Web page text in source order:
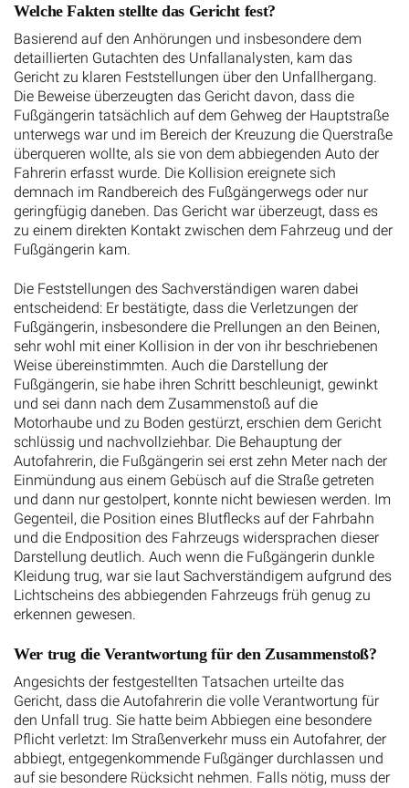
Welche Fakten stellte das Gericht fest?
Basierend auf den Anhörungen und insbesondere dem
detaillierten Gutachten des Unfallanalysten, kam das
Gericht zu klaren Feststellungen über den Unfallhergang.
Die Beweise überzeugten das Gericht davon, dass die
Fußgängerin tatsächlich auf dem Gehweg der Hauptstraße
unterwegs war und im Bereich der Kreuzung die Querstraße
überqueren wollte, als sie von dem abbiegenden Auto der
Fahrerin erfasst wurde. Die Kollision ereignete sich
demnach im Randbereich des Fußgängerwegs oder nur
geringfügig daneben. Das Gericht war überzeugt, dass es
zu einem direkten Kontakt zwischen dem Fahrzeug und der
Fußgängerin kam.
Die Feststellungen des Sachverständigen waren dabei
entscheidend: Er bestätigte, dass die Verletzungen der
Fußgängerin, insbesondere die Prellungen an den Beinen,
sehr wohl mit einer Kollision in der von ihr beschriebenen
Weise übereinstimmten. Auch die Darstellung der
Fußgängerin, sie habe ihren Schritt beschleunigt, gewinkt
und sei dann nach dem Zusammenstoß auf die
Motorhaube und zu Boden gestürzt, erschien dem Gericht
schlüssig und nachvollziehbar. Die Behauptung der
Autofahrerin, die Fußgängerin sei erst zehn Meter nach der
Einmündung aus einem Gebüsch auf die Straße getreten
und dann nur gestolpert, konnte nicht bewiesen werden. Im
Gegenteil, die Position eines Blutflecks auf der Fahrbahn
und die Endposition des Fahrzeugs widersprachen dieser
Darstellung deutlich. Auch wenn die Fußgängerin dunkle
Kleidung trug, war sie laut Sachverständigem aufgrund des
Lichtscheins des abbiegenden Fahrzeugs früh genug zu
erkennen gewesen.
Wer trug die Verantwortung für den Zusammenstoß?
Angesichts der festgestellten Tatsachen urteilte das
Gericht, dass die Autofahrerin die volle Verantwortung für
den Unfall trug. Sie hatte beim Abbiegen eine besondere
Pflicht verletzt: Im Straßenverkehr muss ein Autofahrer, der
abbiegt, entgegenkommende Fußgänger durchlassen und
auf sie besondere Rücksicht nehmen. Falls nötig, muss der